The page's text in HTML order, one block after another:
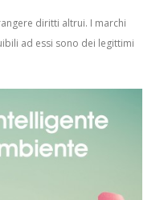
diritti altrui. I marchi
ad essi sono dei legittimi